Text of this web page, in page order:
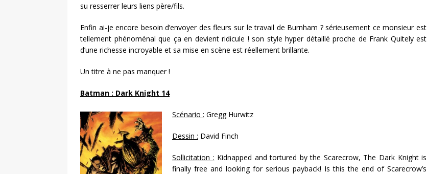
su resserrer leurs liens père/fils.
Enfin ai-je encore besoin d’envoyer des fleurs sur le travail de Burnham ? sérieusement ce monsieur est
tellement phénoménal que ça en devient ridicule ! son style hyper détaillé proche de Frank Quitely est
d’une richesse incroyable et sa mise en scène est réellement brillante.
Un titre à ne pas manquer !
Batman : Dark Knight 14
Scénario : Gregg Hurwitz
Dessin : David Finch
Sollicitation : Kidnapped and tortured by the Scarecrow, The Dark Knight is
finally free and looking for serious payback! Is this the end of Scarecrow’s